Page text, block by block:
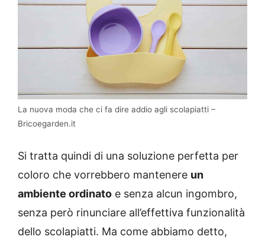
La nuova moda che ci fa dire addio agli scolapiatti –
Bricoegarden.it
Si tratta quindi di una soluzione perfetta per
coloro che vorrebbero mantenere un
ambiente ordinato e senza alcun ingombro,
senza però rinunciare all’effettiva funzionalità
dello scolapiatti. Ma come abbiamo detto,